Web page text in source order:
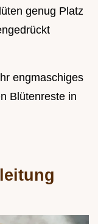
genug Platz
engmaschiges
Blütenreste in